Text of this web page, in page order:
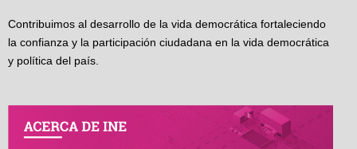
Contribuimos al desarrollo de la vida democrática fortaleciendo
la confianza y la participación ciudadana en la vida democrática
y política del país.